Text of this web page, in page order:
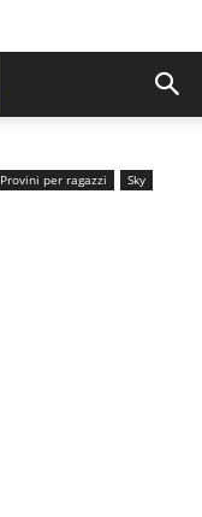
Provini per ragazzi Sky